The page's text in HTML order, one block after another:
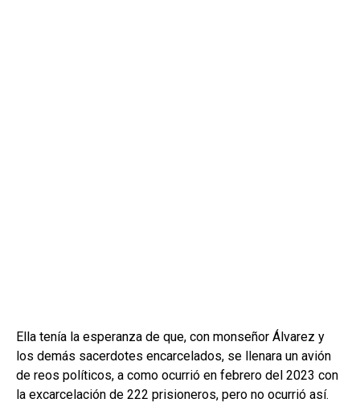
Ella tenía la esperanza de que, con monseñor Álvarez y
los demás sacerdotes encarcelados, se llenara un avión
de reos políticos, a como ocurrió en febrero del 2023 con
la excarcelación de 222 prisioneros, pero no ocurrió así.